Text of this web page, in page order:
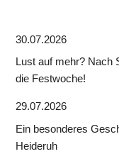
30.07.2026
Lust auf mehr? Nach
die Festwoche!
29.07.2026
Ein besonderes
Heideruh